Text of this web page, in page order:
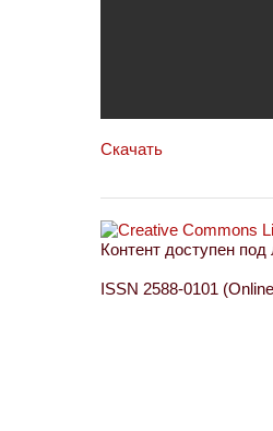
Скачать
Контент доступен под
ISSN 2588-0101